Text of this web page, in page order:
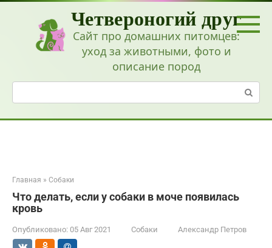
Перейти
Четвероногий друг
Сайт про домашних питомцев:
уход за животными, фото и
описание пород
Поиск:
Главная » Собаки
Что делать, если у собаки в моче появилась
кровь
Опубликовано: 05 Авг 2021 Собаки Александр Петров